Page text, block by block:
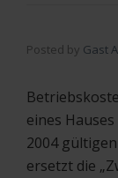
Posted by Gast
eines
2004
ersetzt die